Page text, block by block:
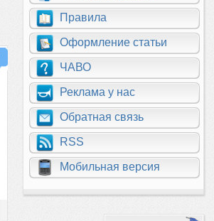
Правила
Оформление статьи
ЧАВО
Реклама у нас
Обратная связь
RSS
Мобильная версия